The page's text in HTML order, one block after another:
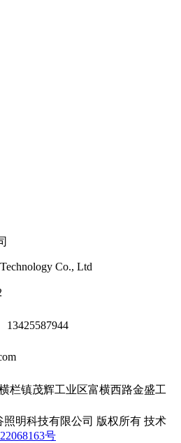
Co., Ltd
13425587944
栏镇茂辉工业区富横西路金盛工
照明科技有限公司 版权所有 技术
号